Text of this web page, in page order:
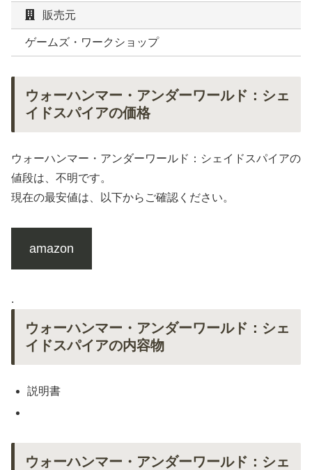
販売元
ゲームズ・ワークショップ
ウォーハンマー・アンダーワールド：シェ
イドスパイアの価格
ウォーハンマー・アンダーワールド：シェイドスパイアの
値段は、不明です。
現在の最安値は、以下からご確認ください。
amazon
.
ウォーハンマー・アンダーワールド：シェ
イドスパイアの内容物
説明書
ウォーハンマー・アンダーワールド：シェ